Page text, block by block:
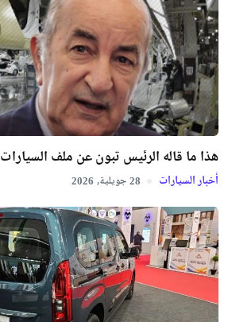
هذا ما قاله الرئيس تبون عن ملف السيارات
أخبار السيارات 28 جويلية, 2026